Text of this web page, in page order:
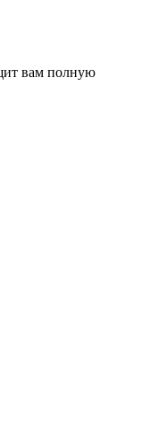
вам полную